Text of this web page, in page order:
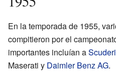
En la temporada de 1955,
compitieron por el
importantes incluían a
Maserati y Daimler Benz AG.